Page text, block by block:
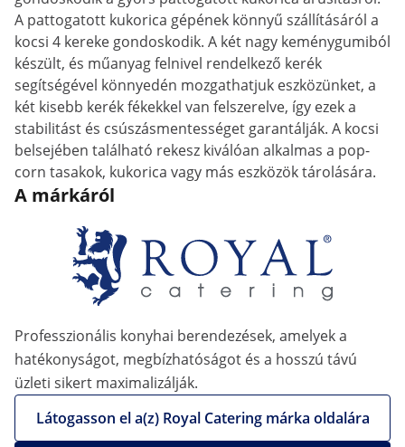
A pattogatott kukorica gépének könnyű szállításáról a
kocsi 4 kereke gondoskodik. A két nagy keménygumiból
készült, és műanyag felnivel rendelkező kerék
segítségével könnyedén mozgathatjuk eszközünket, a
két kisebb kerék fékekkel van felszerelve, így ezek a
stabilitást és csúszásmentességet garantálják. A kocsi
belsejében található rekesz kiválóan alkalmas a pop-
corn tasakok, kukorica vagy más eszközök tárolására.
A márkáról
Professzionális konyhai berendezések, amelyek a
hatékonyságot, megbízhatóságot és a hosszú távú
üzleti sikert maximalizálják.
Látogasson el a(z) Royal Catering márka oldalára